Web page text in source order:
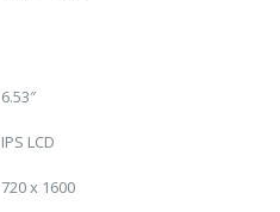
6.53″
IPS LCD
720 x 1600